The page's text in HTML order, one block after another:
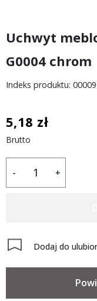
Uchwyt
G0004 chrom
Indeks produktu:
5,18 zł
Brutto
- +
Dodaj do